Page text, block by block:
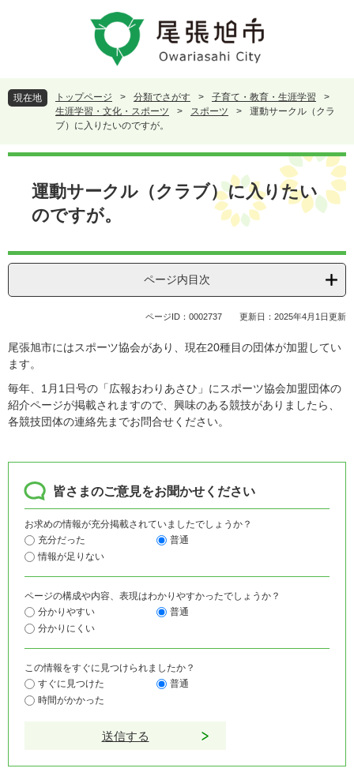
頭
で
飛
ば
本
現在地 トップページ > 分類でさがす > 子育て・教育・生涯学習
>
生涯学習・文化・スポーツ
> スポーツ >
運動サークル（クラ
ブ）に入りたいのですが。
本
運動サークル（クラブ）に入りたい
のですが。
ページ内目次
ページID：0002737 更新日：2025年4月1日更新
尾張旭市にはスポーツ協会があり、現在20種目の団体が加盟してい
ます。
毎年、1月1日号の「広報おわりあさひ」にスポーツ協会加盟団体の
紹介ページが掲載されますので、興味のある競技がありましたら、
各競技団体の連絡先までお問合せください。
皆さまのご意見をお聞かせください
お求めの情報が充分掲載されていましたでしょうか？
充分だった
普通
情報が足りない
ページの構成や内容、表現はわかりやすかったでしょうか？
分かりやすい
普通
分かりにくい
この情報をすぐに見つけられましたか？
すぐに見つけた
普通
時間がかかった